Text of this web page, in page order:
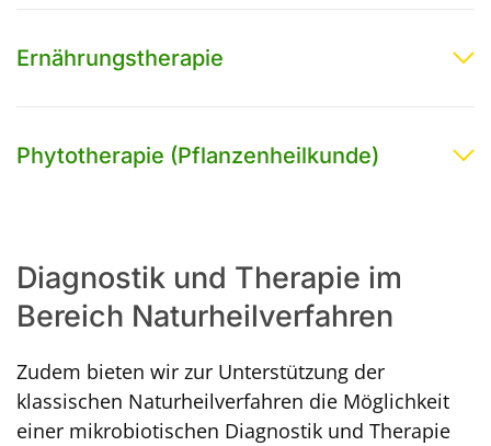
Ernährungstherapie
Phytotherapie (Pflanzenheilkunde)
Diagnostik und Therapie im
Bereich Naturheilverfahren
Zudem bieten wir zur Unterstützung der
klassischen Naturheilverfahren die Möglichkeit
einer mikrobiotischen Diagnostik und Therapie